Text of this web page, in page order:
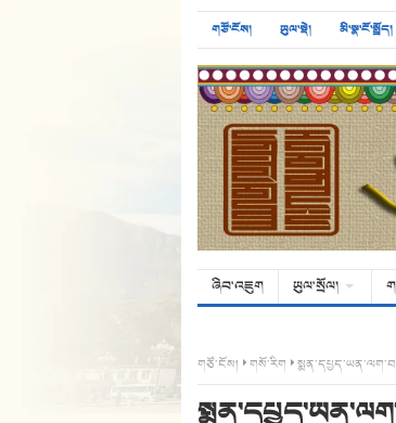
གཙོ་ངོས། ཡུལ་སྡེ། མི་སྣ་ངོ་སྤྲོད།
ཞིབ་འཇུག ཡུལ་སྲོལ།
གཙོ་ངོས། གསོ་རིག